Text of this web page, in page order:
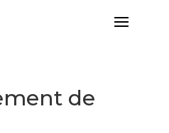
de